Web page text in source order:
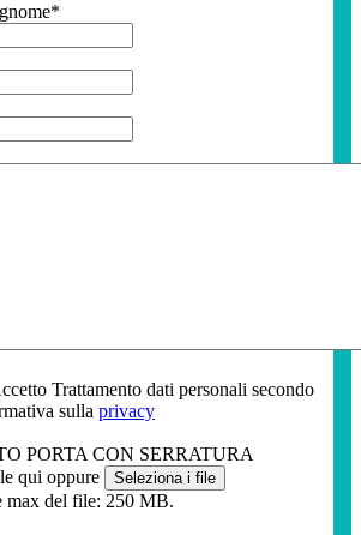
*
Trattamento dati personali secondo
sulla privacy
PORTA CON SERRATURA
qui oppure
Seleziona i file
max del file: 250 MB.